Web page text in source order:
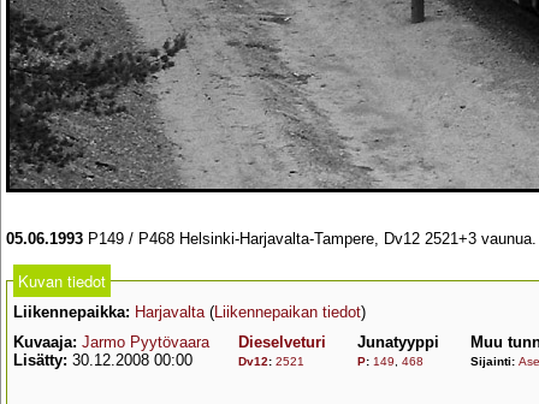
05.06.1993 P149 / P468 Helsinki-Harjavalta-Tampere, Dv12 2521+3
Kuvan tiedot
Liikennepaikka: Harjavalta(Liikennepaikan tiedot)
Kuvaaja: Jarmo Pyytövaara
Lisätty: 30.12.2008 00:00
Dieselveturi
Dv12: 2521
Junatyyppi
P: 149 468
Muu
Sijainti: